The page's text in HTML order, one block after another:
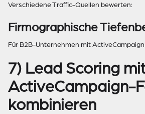
Verschiedene Traffic-Quellen bewerten:
Firmographische
Für B2B-Unternehmen mit ActiveCampaign
7) Lead Scoring
ActiveCampaign-
kombinieren